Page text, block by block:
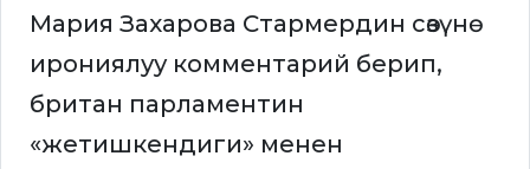
Мария Захарова Стармердин сөзүнө
ирониялуу комментарий берип,
британ парламентин
«жетишкендиги» менен